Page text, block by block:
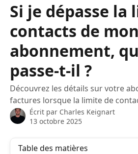
Si je dépasse la
contacts de mon
abonnement,
passe-t-il ?
Découvrez les détails sur votre
factures lorsque la limite de
Écrit par Charles Keignart
13 octobre 2025
Table des matières